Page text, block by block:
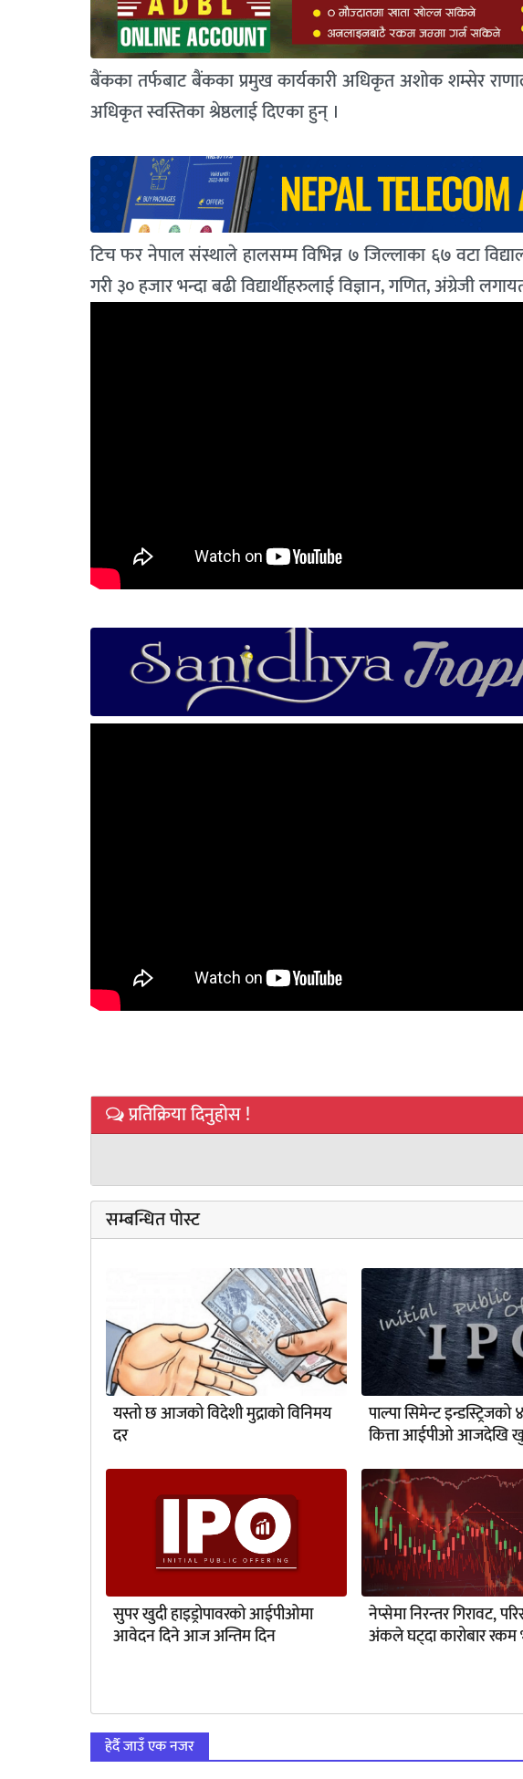
बैंकका तर्फबाट बैंकका प्रमुख कार्यकारी अधिकृत अशोक शम्सेर
अधिकृत स्वस्तिका श्रेष्ठलाई दिएका हुन् ।
टिच फर नेपाल संस्थाले हालसम्म विभिन्न ७ जिल्लाका ६७ वटा
गरी ३० हजार भन्दा बढी विद्यार्थीहरुलाई विज्ञान, गणित, अंग्रेजी
प्रतिक्रिया दिनुहोस !
सम्बन्धित पोस्ट
यस्तो छ आजको विदेशी मुद्राको विनिमय
दर
पाल्पा सिमेन्ट
कित्ता आईपीओ आजदेखि
सुपर खुदी हाइड्रोपावरको आईपीओमा
आवेदन दिने आज अन्तिम दिन
नेप्सेमा निरन्तर गिरावट,
अंकले घट्दा कारोबार
हेर्दै जाउँ एक नजर